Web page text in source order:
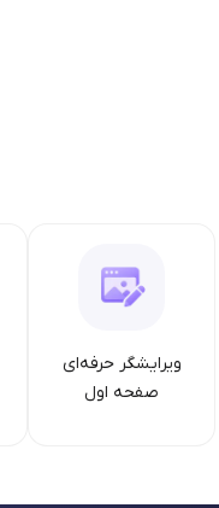
ویرایشگر حرفه‌ای
صفحه اول